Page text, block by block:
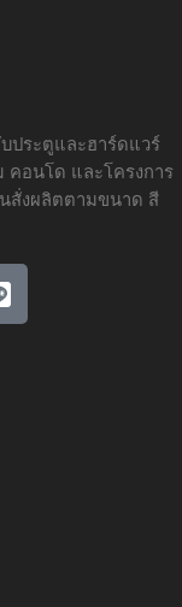
ประตูและฮาร์ดแวร์
คอนโด และโครงการ
สั่งผลิตตามขนาด สี